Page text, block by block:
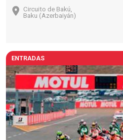
Circuito de Bakú,
Baku (Azerbaiyán)
ENTRADAS